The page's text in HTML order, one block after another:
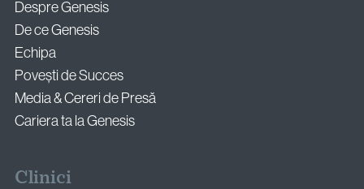
Despre Genesis
De ce Genesis
Echipa
Povești de Succes
Media & Cereri de Presă
Cariera ta la Genesis
Clinici